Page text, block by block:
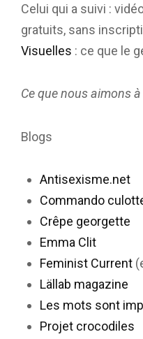
Celui qui a suivi :
gratuits, sans
Visuelles : ce que le
Ce que nous aimons à
Blogs
Antisexisme.net
Commando
Crêpe georgette
Emma Clit
Feminist Current
Lällab magazine
Les mots sont
Projet crocodiles